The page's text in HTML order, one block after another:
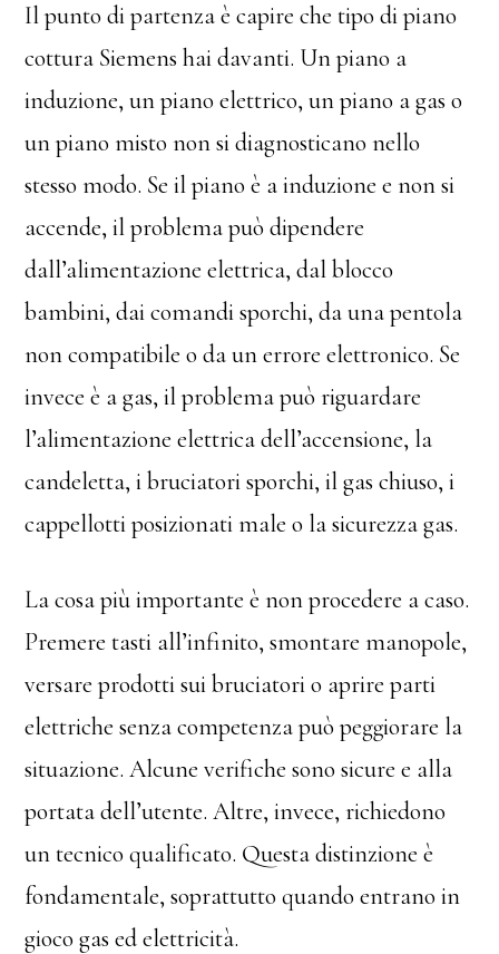
Il punto di partenza è capire che tipo di piano
cottura Siemens hai davanti. Un piano a
induzione, un piano elettrico, un piano a gas o
un piano misto non si diagnosticano nello
stesso modo. Se il piano è a induzione e non si
accende, il problema può dipendere
dall’alimentazione elettrica, dal blocco
bambini, dai comandi sporchi, da una pentola
non compatibile o da un errore elettronico. Se
invece è a gas, il problema può riguardare
l’alimentazione elettrica dell’accensione, la
candeletta, i bruciatori sporchi, il gas chiuso, i
cappellotti posizionati male o la sicurezza gas.
La cosa più importante è non procedere a caso.
Premere tasti all’infinito, smontare manopole,
versare prodotti sui bruciatori o aprire parti
elettriche senza competenza può peggiorare la
situazione. Alcune verifiche sono sicure e alla
portata dell’utente. Altre, invece, richiedono
un tecnico qualificato. Questa distinzione è
fondamentale, soprattutto quando entrano in
gioco gas ed elettricità.